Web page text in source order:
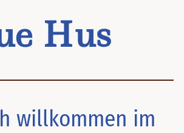
Hus
willkommen im